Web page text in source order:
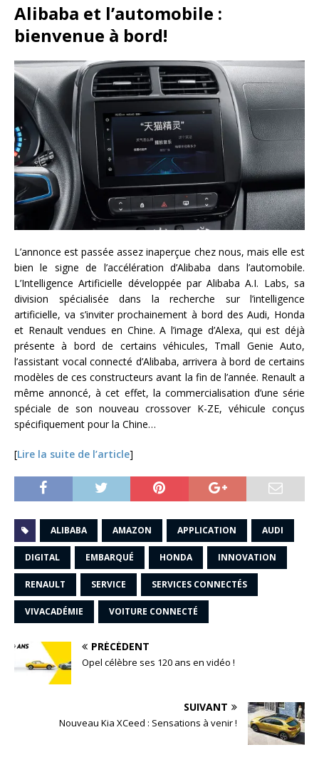
Alibaba et l’automobile :
bienvenue à bord!
L’annonce est passée assez inaperçue chez nous, mais elle est
bien le signe de l’accélération d’Alibaba dans l’automobile.
L’Intelligence Artificielle développée par Alibaba A.I. Labs, sa
division spécialisée dans la recherche sur l’intelligence
artificielle, va s’inviter prochainement à bord des Audi, Honda
et Renault vendues en Chine. A l’image d’Alexa, qui est déjà
présente à bord de certains véhicules, Tmall Genie Auto,
l’assistant vocal connecté d’Alibaba, arrivera à bord de certains
modèles de ces constructeurs avant la fin de l’année. Renault a
même annoncé, à cet effet, la commercialisation d’une série
spéciale de son nouveau crossover K-ZE, véhicule conçus
spécifiquement pour la Chine…
[Lire la suite de l’article]
ALIBABA AMAZON APPLICATION AUDI
DIGITAL EMBARQUÉ HONDA INNOVATION
RENAULT SERVICE SERVICES CONNECTÉS
VIVACADÉMIE VOITURE CONNECTÉ
PRÉCÉDENT
Opel célèbre ses 120 ans en vidéo !
SUIVANT
Nouveau Kia XCeed : Sensations à venir !